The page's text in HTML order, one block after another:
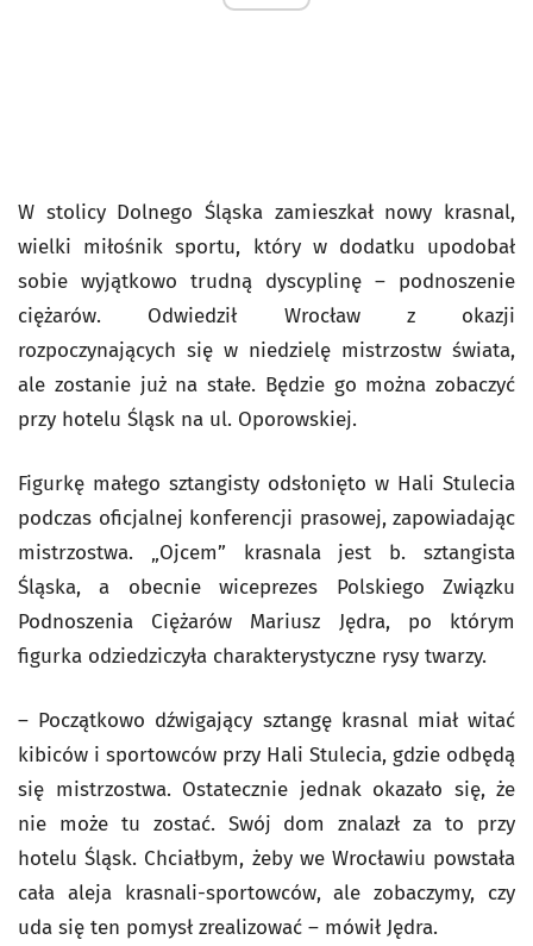
W stolicy Dolnego Śląska zamieszkał nowy krasnal,
wielki miłośnik sportu, który w dodatku upodobał
sobie wyjątkowo trudną dyscyplinę – podnoszenie
ciężarów. Odwiedził Wrocław z okazji
rozpoczynających się w niedzielę mistrzostw świata,
ale zostanie już na stałe. Będzie go można zobaczyć
przy hotelu Śląsk na ul. Oporowskiej.
Figurkę małego sztangisty odsłonięto w Hali Stulecia
podczas oficjalnej konferencji prasowej, zapowiadając
mistrzostwa. „Ojcem” krasnala jest b. sztangista
Śląska, a obecnie wiceprezes Polskiego Związku
Podnoszenia Ciężarów Mariusz Jędra, po którym
figurka odziedziczyła charakterystyczne rysy twarzy.
– Początkowo dźwigający sztangę krasnal miał witać
kibiców i sportowców przy Hali Stulecia, gdzie odbędą
się mistrzostwa. Ostatecznie jednak okazało się, że
nie może tu zostać. Swój dom znalazł za to przy
hotelu Śląsk. Chciałbym, żeby we Wrocławiu powstała
cała aleja krasnali-sportowców, ale zobaczymy, czy
uda się ten pomysł zrealizować – mówił Jędra.